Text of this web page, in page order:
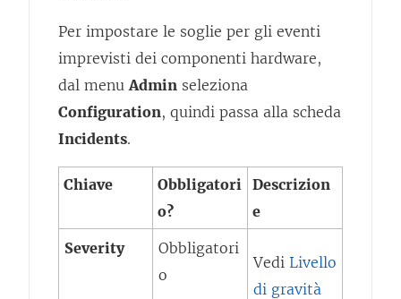
Per impostare le soglie per gli eventi
imprevisti dei componenti hardware,
dal menu Admin seleziona
Configuration, quindi passa alla scheda
Incidents.
Chiave
Obbligatori
o?
Descrizion
e
Severity
Obbligatori
o
Vedi Livello
di gravità